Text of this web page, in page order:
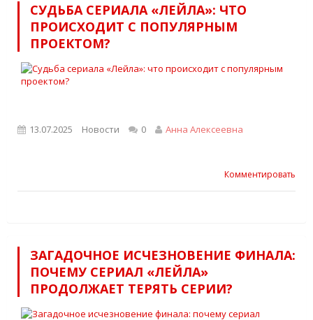
СУДЬБА СЕРИАЛА «ЛЕЙЛА»: ЧТО
ПРОИСХОДИТ С ПОПУЛЯРНЫМ
ПРОЕКТОМ?
13.07.2025 Новости 0 Анна Алексеевна
Комментировать
ЗАГАДОЧНОЕ ИСЧЕЗНОВЕНИЕ ФИНАЛА:
ПОЧЕМУ СЕРИАЛ «ЛЕЙЛА»
ПРОДОЛЖАЕТ ТЕРЯТЬ СЕРИИ?